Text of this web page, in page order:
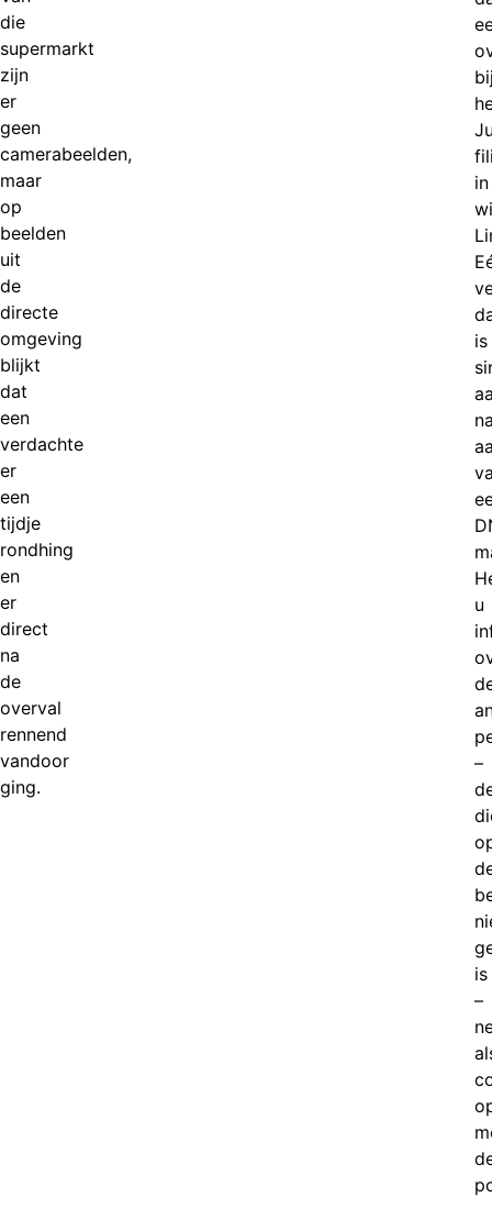
die
supermarkt
zijn
er
geen
camerabeelden,
maar
op
beelden
uit
de
directe
omgeving
blijkt
dat
een
verdachte
er
een
tijdje
rondhing
en
er
direct
na
de
overval
rennend
vandoor
ging.
in
is
u
–
is
–